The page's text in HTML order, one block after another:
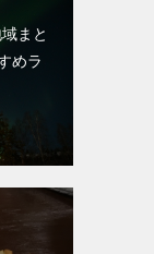
まと
めラ